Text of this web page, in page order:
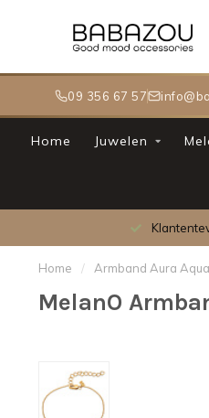
09 356 67 57
Home Juwelen
Home / Armband Aura
MelanO